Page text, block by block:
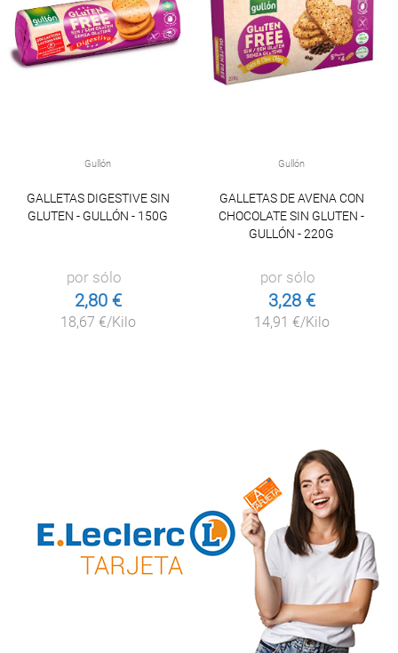
Gullón
GALLETAS DIGESTIVE SIN
GLUTEN - GULLÓN - 150G
por sólo
2,80 €
18,67 €/Kilo
Gullón
GALLETAS DE AVENA CON
CHOCOLATE SIN GLUTEN -
GULLÓN - 220G
por sólo
3,28 €
14,91 €/Kilo